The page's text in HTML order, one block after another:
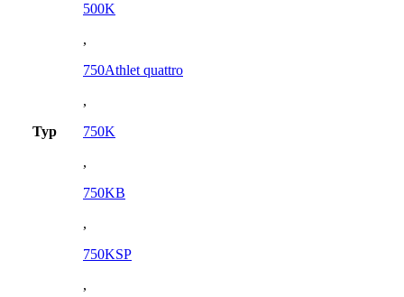
Typ
500K
,
750Athlet quattro
,
750K
,
750KB
,
750KSP
,